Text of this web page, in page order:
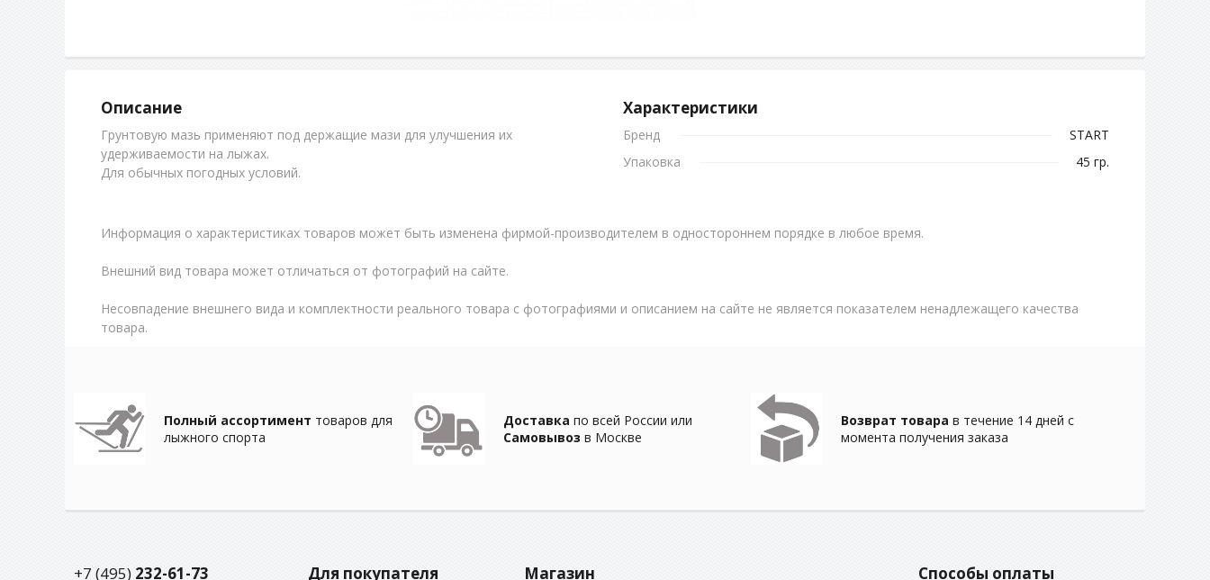
Описание
Грунтовую мазь применяют под держащие мази для улучшения их
удерживаемости на лыжах.
Для обычных погодных условий.
Характеристики
Бренд
START
Упаковка
45 гр.
Информация о характеристиках товаров может быть изменена фирмой-производителем в одностороннем порядке в любое время.
Внешний вид товара может отличаться от фотографий на сайте.
Несовпадение внешнего вида и комплектности реального товара с фотографиями и описанием на сайте не является показателем ненадлежащего качества
товара.
Полный ассортимент товаров для
лыжного спорта
Доставка по всей России или
Самовывоз в Москве
Возврат товара в течение 14 дней с
момента получения заказа
+7 (495) 232-61-73 Для покупателя Магазин Способы оплаты